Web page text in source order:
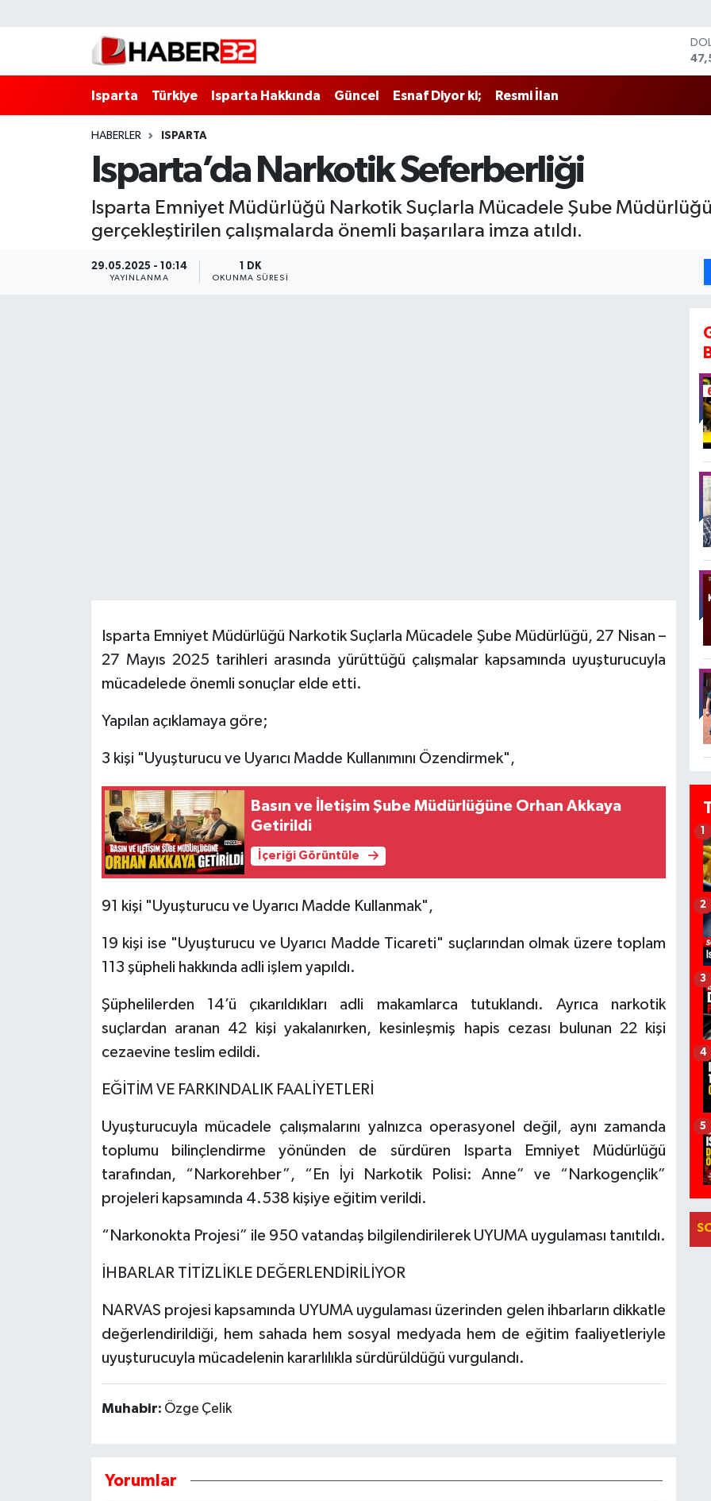
Isparta Türkiye Isparta Hakkında Güncel Esnaf Diyor ki; Resmi İlan
HABERLER ISPARTA
Isparta’da Narkotik Seferberliği
Isparta Emniyet Müdürlüğü Narkotik Suçlarla Mücadele Şube
gerçekleştirilen çalışmalarda önemli başarılara imza atıldı.
29.05.2025 - 10:14
YAYINLANMA
1 DK
OKUNMA SÜRESI
Isparta Emniyet Müdürlüğü Narkotik Suçlarla Mücadele Şube Müdürlüğü, 27 Nisan –
27 Mayıs 2025 tarihleri arasında yürüttüğü çalışmalar kapsamında uyuşturucuyla
mücadelede önemli sonuçlar elde etti.
Yapılan açıklamaya göre;
3 kişi "Uyuşturucu ve Uyarıcı Madde Kullanımını Özendirmek",
Basın ve İletişim Şube Müdürlüğüne Orhan Akkaya
Getirildi
İçeriği Görüntüle
91 kişi "Uyuşturucu ve Uyarıcı Madde Kullanmak",
19 kişi ise "Uyuşturucu ve Uyarıcı Madde Ticareti" suçlarından olmak üzere toplam
113 şüpheli hakkında adli işlem yapıldı.
Şüphelilerden 14’ü çıkarıldıkları adli makamlarca tutuklandı. Ayrıca narkotik
suçlardan aranan 42 kişi yakalanırken, kesinleşmiş hapis cezası bulunan 22 kişi
cezaevine teslim edildi.
EĞİTİM VE FARKINDALIK FAALİYETLERİ
Uyuşturucuyla mücadele çalışmalarını yalnızca operasyonel değil, aynı zamanda
toplumu bilinçlendirme yönünden de sürdüren Isparta Emniyet Müdürlüğü
tarafından, “Narkorehber”, “En İyi Narkotik Polisi: Anne” ve “Narkogençlik”
projeleri kapsamında 4.538 kişiye eğitim verildi.
“Narkonokta Projesi” ile 950 vatandaş bilgilendirilerek UYUMA uygulaması tanıtıldı.
İHBARLAR TİTİZLİKLE DEĞERLENDİRİLİYOR
NARVAS projesi kapsamında UYUMA uygulaması üzerinden gelen ihbarların dikkatle
değerlendirildiği, hem sahada hem sosyal medyada hem de eğitim faaliyetleriyle
uyuşturucuyla mücadelenin kararlılıkla sürdürüldüğü vurgulandı.
Muhabir: Özge Çelik
Yorumlar
1
2
3
4
5
Isparta Hakkında
Esnaf Diyor ki;
BİLİM VE TEKNOLOJİ
EĞİTİM
RESMİ İLANLAR
Teknoloji
Isparta Nöbetçi Eczaneler
Isparta Hava Durumu
Isparta Trafik Yoğunluk Haritası
Süper Lig Puan Durumu ve Fikstür
Tüm Manşetler
Son Dakika Haberleri